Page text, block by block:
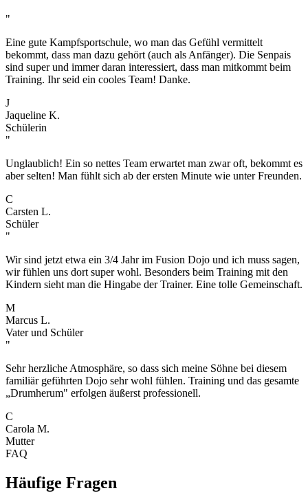
"
Eine gute Kampfsportschule, wo man das Gefühl vermittelt
bekommt, dass man dazu gehört (auch als Anfänger). Die Senpais
sind super und immer daran interessiert, dass man mitkommt beim
Training. Ihr seid ein cooles Team! Danke.
J
Jaqueline K.
Schülerin
"
Unglaublich! Ein so nettes Team erwartet man zwar oft, bekommt es
aber selten! Man fühlt sich ab der ersten Minute wie unter Freunden.
C
Carsten L.
Schüler
"
Wir sind jetzt etwa ein 3/4 Jahr im Fusion Dojo und ich muss sagen,
wir fühlen uns dort super wohl. Besonders beim Training mit den
Kindern sieht man die Hingabe der Trainer. Eine tolle Gemeinschaft.
M
Marcus L.
Vater und Schüler
"
Sehr herzliche Atmosphäre, so dass sich meine Söhne bei diesem
familiär geführten Dojo sehr wohl fühlen. Training und das gesamte
„Drumherum" erfolgen äußerst professionell.
C
Carola M.
Mutter
FAQ
Häufige Fragen